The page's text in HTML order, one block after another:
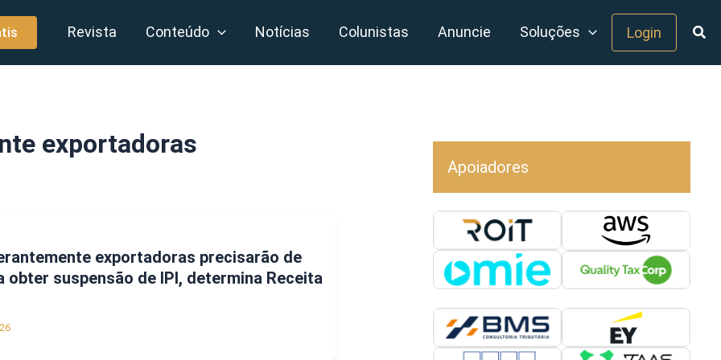
Revista Conteúdo Notícias Colunistas Anuncie Soluções Login
exportadoras
exportadoras precisarão de
suspensão de IPI, determina Receita
Apoiadores